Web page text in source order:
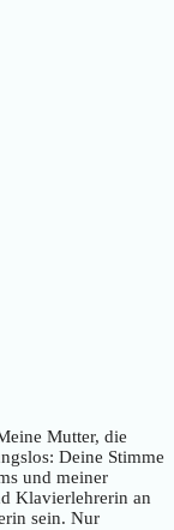
Mutter, die
Deine Stimme
und meiner
Klavierlehrerin an
sein. Nur